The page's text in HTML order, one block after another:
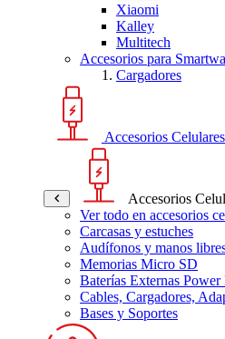
Xiaomi
Kalley
Multitech
Accesorios para
Cargadores
Accesorios
Accesorios
Ver todo en accesorios
Carcasas y estuches
Audífonos y manos
Memorias Micro SD
Baterías Externas Power
Cables, Cargadores,
Bases y Soportes